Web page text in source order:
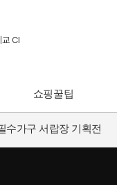
쇼핑꿀팁
수가구 서랍장 기획전